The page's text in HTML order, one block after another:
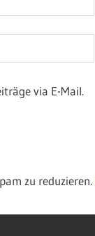
via E-Mail.
zu reduzieren.